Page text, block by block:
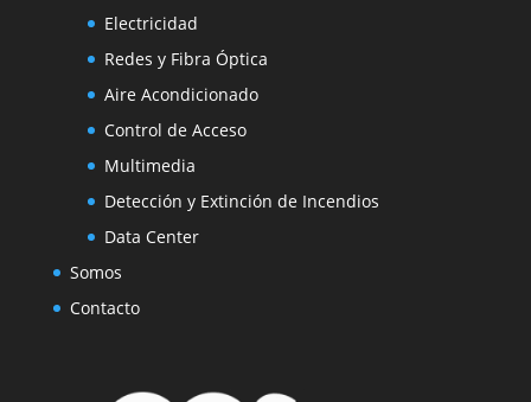
Electricidad
Redes y Fibra Óptica
Aire Acondicionado
Control de Acceso
Multimedia
Detección y Extinción de Incendios
Data Center
Somos
Contacto